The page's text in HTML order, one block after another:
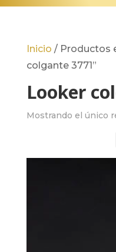
Inicio / Productos
colgante 3771”
Looker
Mostrando el único